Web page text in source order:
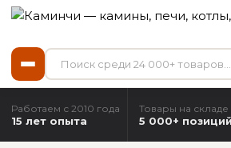
Работаем с 2010 года
15 лет опыта
Товары на складе
5 000+ позиций